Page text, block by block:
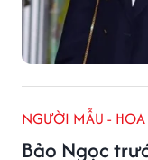
NGƯỜI MẪU - HOA
Bảo Ngọc